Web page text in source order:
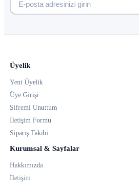
Üyelik
Yeni Üyelik
Üye Girişi
Şifremi Unuttum
İletişim Formu
Sipariş Takibi
Kurumsal & Sayfalar
Hakkımızda
İletişim